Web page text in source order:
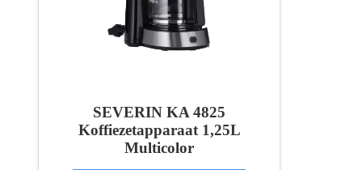
SEVERIN KA 4825
Koffiezetapparaat 1,25L
Multicolor